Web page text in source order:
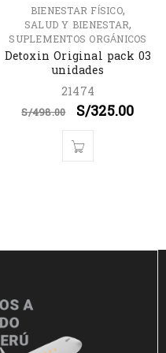
BIENESTAR FÍSICO,
SALUD Y BIENESTAR,
SUPLEMENTOS ORGÁNICOS
Detoxin Original pack 03
unidades
21474
S/498.00 S/325.00